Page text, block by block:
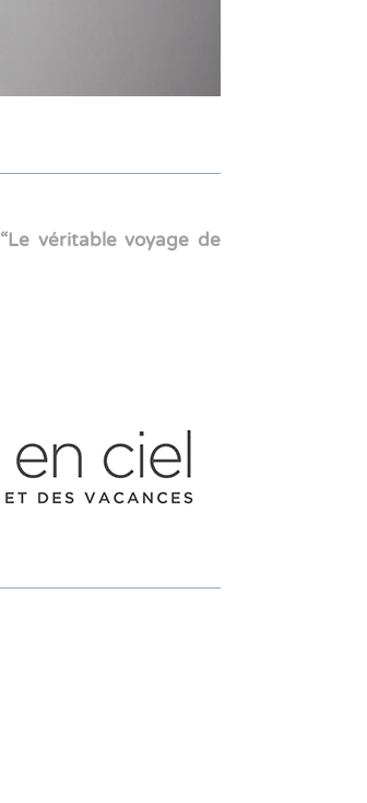
“Le véritable voyage de